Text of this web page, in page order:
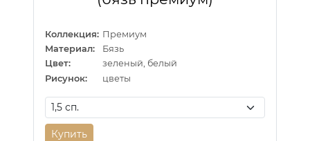
Коллекция: Премиум
Материал:
Бязь
Цвет:
зеленый, белый
Рисунок:
цветы
Купить